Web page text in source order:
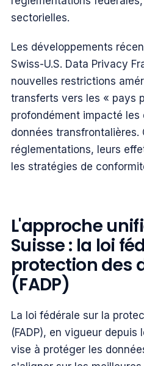
sectorielles.
Les développements
Swiss-U.S. Data Privacy
nouvelles restrictions
transferts vers les « pays
profondément impacté
données
réglementations, leurs
les stratégies de
L'approche
Suisse : la loi
protection des
(FADP)
La loi fédérale sur la
(FADP), en vigueur depuis
vise à protéger les